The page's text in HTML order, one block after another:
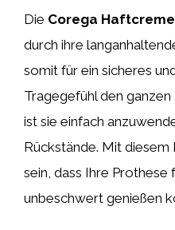
Die Corega
durch ihre
somit für ein sicheres
Tragegefühl den ganzen
ist sie einfach
Rückstände. Mit
sein, dass Ihre Prothese
unbeschwert genießen